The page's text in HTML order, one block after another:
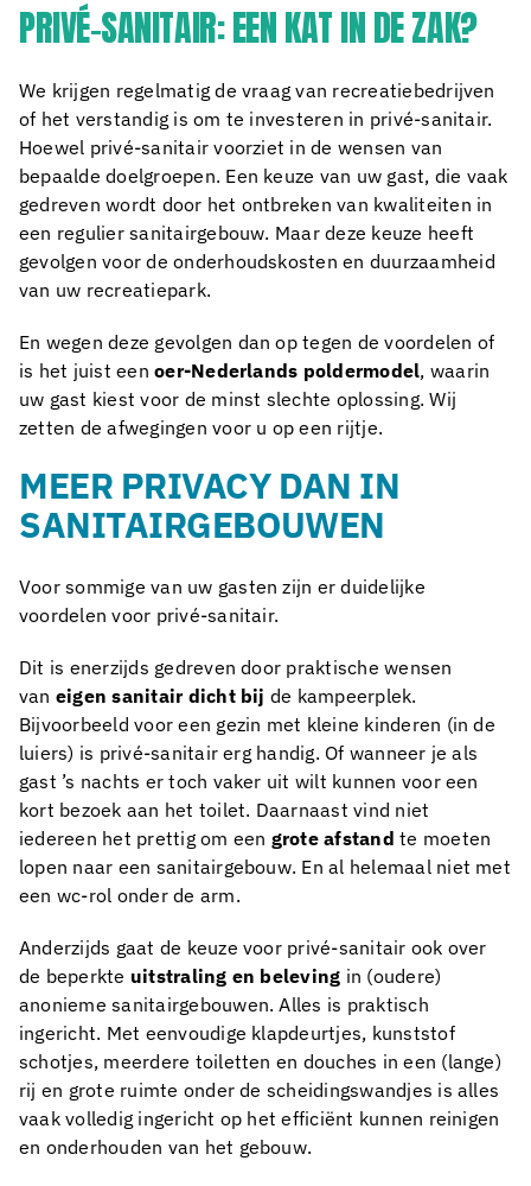
PRIVÉ-SANITAIR: EEN KAT IN DE ZAK?
We krijgen regelmatig de vraag van recreatiebedrijven
of het verstandig is om te investeren in privé-sanitair.
Hoewel privé-sanitair voorziet in de wensen van
bepaalde doelgroepen. Een keuze van uw gast, die vaak
gedreven wordt door het ontbreken van kwaliteiten in
een regulier sanitairgebouw. Maar deze keuze heeft
gevolgen voor de onderhoudskosten en duurzaamheid
van uw recreatiepark.
En wegen deze gevolgen dan op tegen de voordelen of
is het juist eenoer-Nederlands poldermodel, waarin
uw gast kiest voor de minst slechte oplossing. Wij
zetten de afwegingen voor u op een rijtje.
MEER PRIVACY DAN IN
SANITAIRGEBOUWEN
Voor sommige van uw gasten zijn er duidelijke
voordelen voor privé-sanitair.
Dit is enerzijds gedreven door praktische wensen
van eigen sanitair dicht bij de kampeerplek.
Bijvoorbeeld voor een gezin met kleine kinderen (in de
luiers) is privé-sanitair erg handig. Of wanneer je als
gast ’s nachts er toch vaker uit wilt kunnen voor een
kort bezoek aan het toilet. Daarnaast vind niet
iedereen het prettig om een grote afstand te moeten
lopen naar een sanitairgebouw. En al helemaal niet met
een wc-rol onder de arm.
Anderzijds gaat de keuze voor privé-sanitair ook over
de beperkte uitstraling en beleving in (oudere)
anonieme sanitairgebouwen. Alles is praktisch
ingericht. Met eenvoudige klapdeurtjes, kunststof
schotjes, meerdere toiletten en douches in een (lange)
rij en grote ruimte onder de scheidingswandjes is alles
vaak volledig ingericht op het efficiënt kunnen reinigen
en onderhouden van het gebouw.